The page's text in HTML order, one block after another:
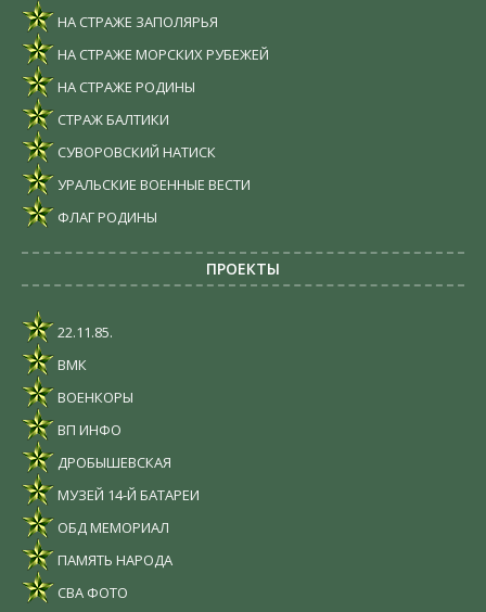
НА СТРАЖЕ ЗАПОЛЯРЬЯ
НА СТРАЖЕ МОРСКИХ РУБЕЖЕЙ
НА СТРАЖЕ РОДИНЫ
СТРАЖ БАЛТИКИ
СУВОРОВСКИЙ НАТИСК
УРАЛЬСКИЕ ВОЕННЫЕ ВЕСТИ
ФЛАГ РОДИНЫ
ПРОЕКТЫ
22.11.85.
ВМК
ВОЕНКОРЫ
ВП ИНФО
ДРОБЫШЕВСКАЯ
МУЗЕЙ 14-Й БАТАРЕИ
ОБД МЕМОРИАЛ
ПАМЯТЬ НАРОДА
СВА ФОТО